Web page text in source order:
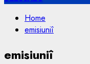
Home
emisiuniî
emisiuniî